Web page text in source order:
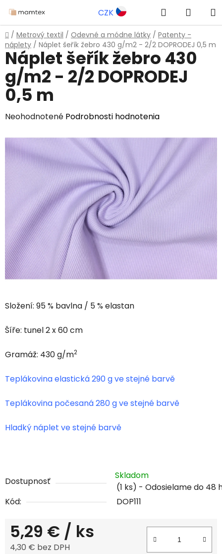
na
obsah
CZK Hľadať
KOŠÍK
Domov
/ Metrový textil / Odevné a módne látky / Patenty -
náplety / Náplet šeřík žebro 430 g/m2 - 2/2 DOPRODEJ 0,5 m
Složení: 95 % bavlna / 5 % elastan
Šíře: tunel 2 x 60 cm
Gramáž: 430 g/m2
Teplákovina elastická 290 g ve stejné barvě
Teplákovina počesaná 280 g ve stejné barvě
Hladký náplet ve stejné barvě
Dostupnosť
Skladom
(1 ks)
Kód:
DOP111
5,29 € / ks
4,30 € bez DPH
Náplet šeřík žebro 430
g/m2 - 2/2 DOPRODEJ
0,5 m
Priemerné
produktu
je
0,0
hviezdičiek.
Neohodnotené Podrobnosti hodnotenia